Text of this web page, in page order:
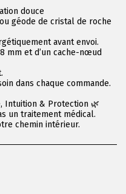
douce
géode de cristal de roche
avant envoi.
mm et d’un cache-nœud
dans chaque commande.
Intuition & Protection 🌿
un traitement médical.
chemin intérieur.